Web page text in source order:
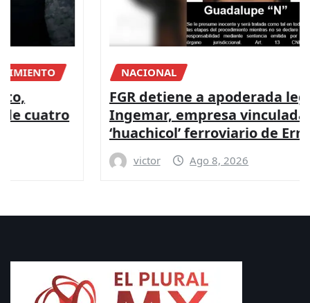
NACIONAL
FGR detiene a apoderada legal de
Ingemar, empresa vinculada a red de
‘huachicol’ ferroviario de Ernesto Ruffo
Ago 8, 2026